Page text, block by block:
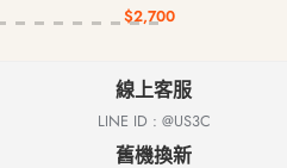
$2,700
線上客服
LINE ID : @US3C
舊機換新